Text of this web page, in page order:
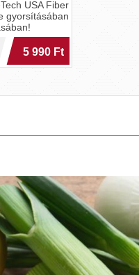
USA Fiber
gyorsításában
5 990 Ft